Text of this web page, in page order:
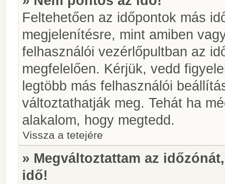
Feltehetően az időpontok más
megjelenítésre, mint amiben
felhasználói vezérlőpultban az
megfelelően. Kérjük, vedd
legtöbb más felhasználói
változtathatják meg. Tehát ha
alakalom, hogy megtedd.
Vissza a tetejére
» Megváltoztattam az
idő!